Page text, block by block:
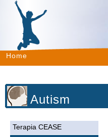
Home
Autism
Terapia CEASE